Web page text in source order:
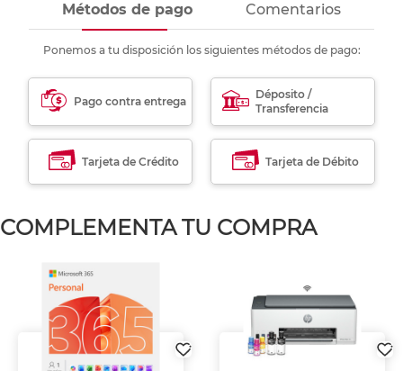
Métodos de pago Comentarios
Ponemos a tu disposición los siguientes métodos de pago:
Pago contra entrega
Déposito /
Transferencia
Tarjeta de Crédito Tarjeta de Débito
COMPLEMENTA TU COMPRA